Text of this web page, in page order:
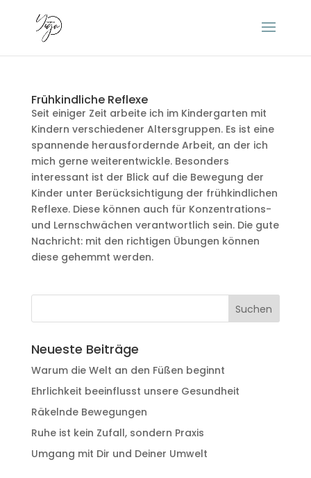
Frühkindliche Reflexe
Seit einiger Zeit arbeite ich im Kindergarten mit
Kindern verschiedener Altersgruppen. Es ist eine
spannende herausfordernde Arbeit, an der ich
mich gerne weiterentwickle. Besonders
interessant ist der Blick auf die Bewegung der
Kinder unter Berücksichtigung der frühkindlichen
Reflexe. Diese können auch für Konzentrations-
und Lernschwächen verantwortlich sein. Die gute
Nachricht: mit den richtigen Übungen können
diese gehemmt werden.
Neueste Beiträge
Warum die Welt an den Füßen beginnt
Ehrlichkeit beeinflusst unsere Gesundheit
Räkelnde Bewegungen
Ruhe ist kein Zufall, sondern Praxis
Umgang mit Dir und Deiner Umwelt